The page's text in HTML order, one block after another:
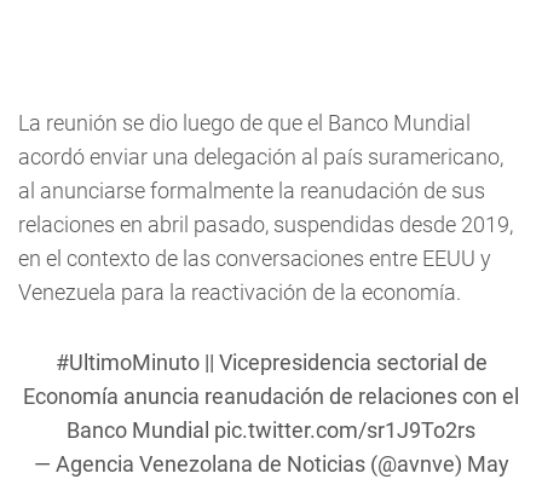
La reunión se dio luego de que el Banco Mundial
acordó enviar una delegación al país suramericano,
al anunciarse formalmente la reanudación de sus
relaciones en abril pasado, suspendidas desde 2019,
en el contexto de las conversaciones entre EEUU y
Venezuela para la reactivación de la economía.
#UltimoMinuto|| Vicepresidencia sectorial de
Economía anuncia reanudación de relaciones con el
Banco Mundial pic.twitter.com/sr1J9To2rs
— Agencia Venezolana de Noticias (@avnve) May